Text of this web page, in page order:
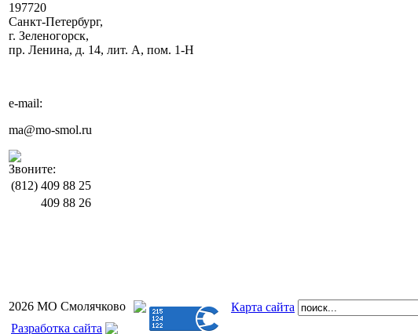
197720
Санкт-Петербург,
г. Зеленогорск,
пр. Ленина, д. 14, лит. А, пом. 1-Н
e-mail:
ma@mo-smol.ru
Звоните:
(812) 409 88 25
409 88 26
2026 МО Смолячково
Карта сайта
Разработка сайта